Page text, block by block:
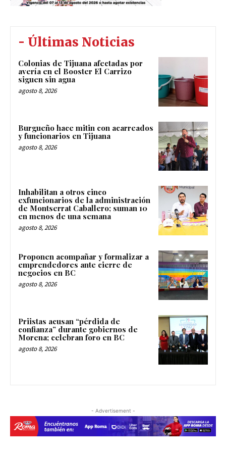
- Últimas Noticias
Colonias de Tijuana afectadas por
avería en el Booster El Carrizo
siguen sin agua
agosto 8, 2026
Burgueño hace mitin con acarreados
y funcionarios en Tijuana
agosto 8, 2026
Inhabilitan a otros cinco
exfuncionarios de la administración
de Montserrat Caballero; suman 10
en menos de una semana
agosto 8, 2026
Proponen acompañar y formalizar a
emprendedores ante cierre de
negocios en BC
agosto 8, 2026
Priistas acusan “pérdida de
confianza” durante gobiernos de
Morena; celebran foro en BC
agosto 8, 2026
- Advertisement -